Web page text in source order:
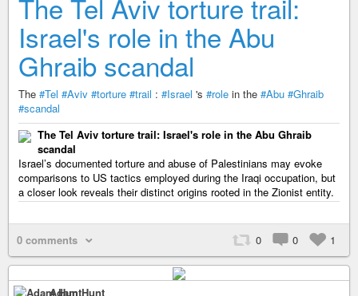
Israel's role in the Abu
Ghraib scandal
The #Tel #Aviv #torture #trail : #Israel 's #role in the #Abu #Ghraib
#scandal
The Tel Aviv torture trail: Israel's role in the Abu Ghraib
scandal
Israel’s documented torture and abuse of Palestinians may evoke
comparisons to US tactics employed during the Iraqi occupation, but
a closer look reveals their distinct origins rooted in the Zionist entity.
0 comments 0 0 1
Adam Hunt